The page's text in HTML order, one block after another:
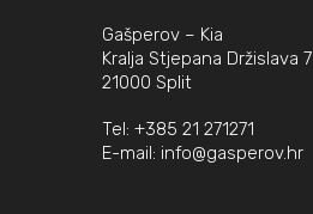
Gašperov – Kia
Kralja Stjepana Držislava 7
21000 Split
Tel: +385 21 271271
E-mail: info@gasperov.hr